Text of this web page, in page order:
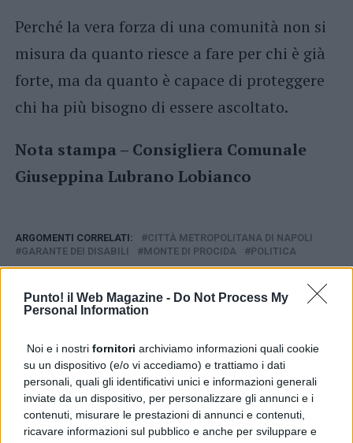
Punto! il Web Magazine - Do Not Process My
Personal Information
Noi e i nostri fornitori archiviamo informazioni quali cookie
su un dispositivo (e/o vi accediamo) e trattiamo i dati
personali, quali gli identificativi unici e informazioni generali
inviate da un dispositivo, per personalizzare gli annunci e i
contenuti, misurare le prestazioni di annunci e contenuti,
ricavare informazioni sul pubblico e anche per sviluppare e
Perché la vera forza di una comunità non si
misura da quanto riesce a fare per chi è già
forte, ma da quanto è capace di proteggere
chi ha più bisogno di essere ascoltato.
Nota stampa – Consigliera Comunale
Giuseppina Lubrano Lobianco
ARGOMENTI CORRELATI:
CITTÀ METROPOLITANA DI NAPOLI
GARANTE DEI DISABILI
MONTE DI PROCIDA POLITICA
Servizio idrico, Mastella: «Per il Sannio la gestione
mista a controllo pubblico è la scelta migliore»
Paduli, Stefano Zollo eletto: impegno e responsabilità
per la città
PUBBLICITÀ